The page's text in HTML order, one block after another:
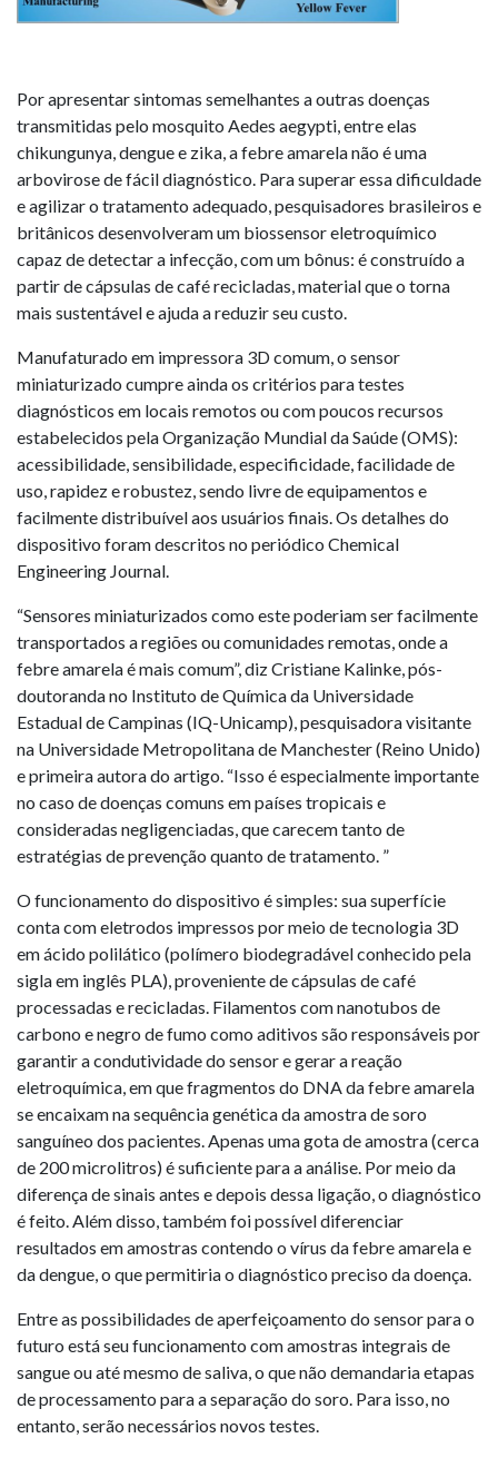
Por apresentar sintomas semelhantes a outras doenças
transmitidas pelo mosquito Aedes aegypti, entre elas
chikungunya, dengue e zika, a febre amarela não é uma
arbovirose de fácil diagnóstico. Para superar essa dificuldade
e agilizar o tratamento adequado, pesquisadores brasileiros e
britânicos desenvolveram um biossensor eletroquímico
capaz de detectar a infecção, com um bônus: é construído a
partir de cápsulas de café recicladas, material que o torna
mais sustentável e ajuda a reduzir seu custo.
Manufaturado em impressora 3D comum, o sensor
miniaturizado cumpre ainda os critérios para testes
diagnósticos em locais remotos ou com poucos recursos
estabelecidos pela Organização Mundial da Saúde (OMS):
acessibilidade, sensibilidade, especificidade, facilidade de
uso, rapidez e robustez, sendo livre de equipamentos e
facilmente distribuível aos usuários finais. Os detalhes do
dispositivo foram descritos no periódico Chemical
Engineering Journal.
“Sensores miniaturizados como este poderiam ser facilmente
transportados a regiões ou comunidades remotas, onde a
febre amarela é mais comum”, diz Cristiane Kalinke, pós-
doutoranda no Instituto de Química da Universidade
Estadual de Campinas (IQ-Unicamp), pesquisadora visitante
na Universidade Metropolitana de Manchester (Reino Unido)
e primeira autora do artigo. “Isso é especialmente importante
no caso de doenças comuns em países tropicais e
consideradas negligenciadas, que carecem tanto de
estratégias de prevenção quanto de tratamento. ”
O funcionamento do dispositivo é simples: sua superfície
conta com eletrodos impressos por meio de tecnologia 3D
em ácido polilático (polímero biodegradável conhecido pela
sigla em inglês PLA), proveniente de cápsulas de café
processadas e recicladas. Filamentos com nanotubos de
carbono e negro de fumo como aditivos são responsáveis por
garantir a condutividade do sensor e gerar a reação
eletroquímica, em que fragmentos do DNA da febre amarela
se encaixam na sequência genética da amostra de soro
sanguíneo dos pacientes. Apenas uma gota de amostra (cerca
de 200 microlitros) é suficiente para a análise. Por meio da
diferença de sinais antes e depois dessa ligação, o diagnóstico
é feito. Além disso, também foi possível diferenciar
resultados em amostras contendo o vírus da febre amarela e
da dengue, o que permitiria o diagnóstico preciso da doença.
Entre as possibilidades de aperfeiçoamento do sensor para o
futuro está seu funcionamento com amostras integrais de
sangue ou até mesmo de saliva, o que não demandaria etapas
de processamento para a separação do soro. Para isso, no
entanto, serão necessários novos testes.